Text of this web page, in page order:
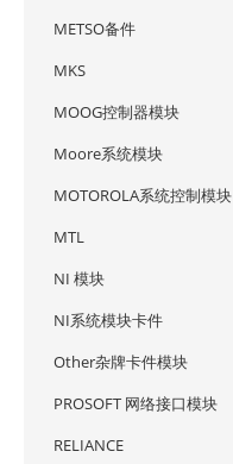
METSO备件
MKS
MOOG控制器模块
Moore系统模块
MOTOROLA系统控制模块
MTL
NI 模块
NI系统模块卡件
Other杂牌卡件模块
PROSOFT 网络接口模块
RELIANCE